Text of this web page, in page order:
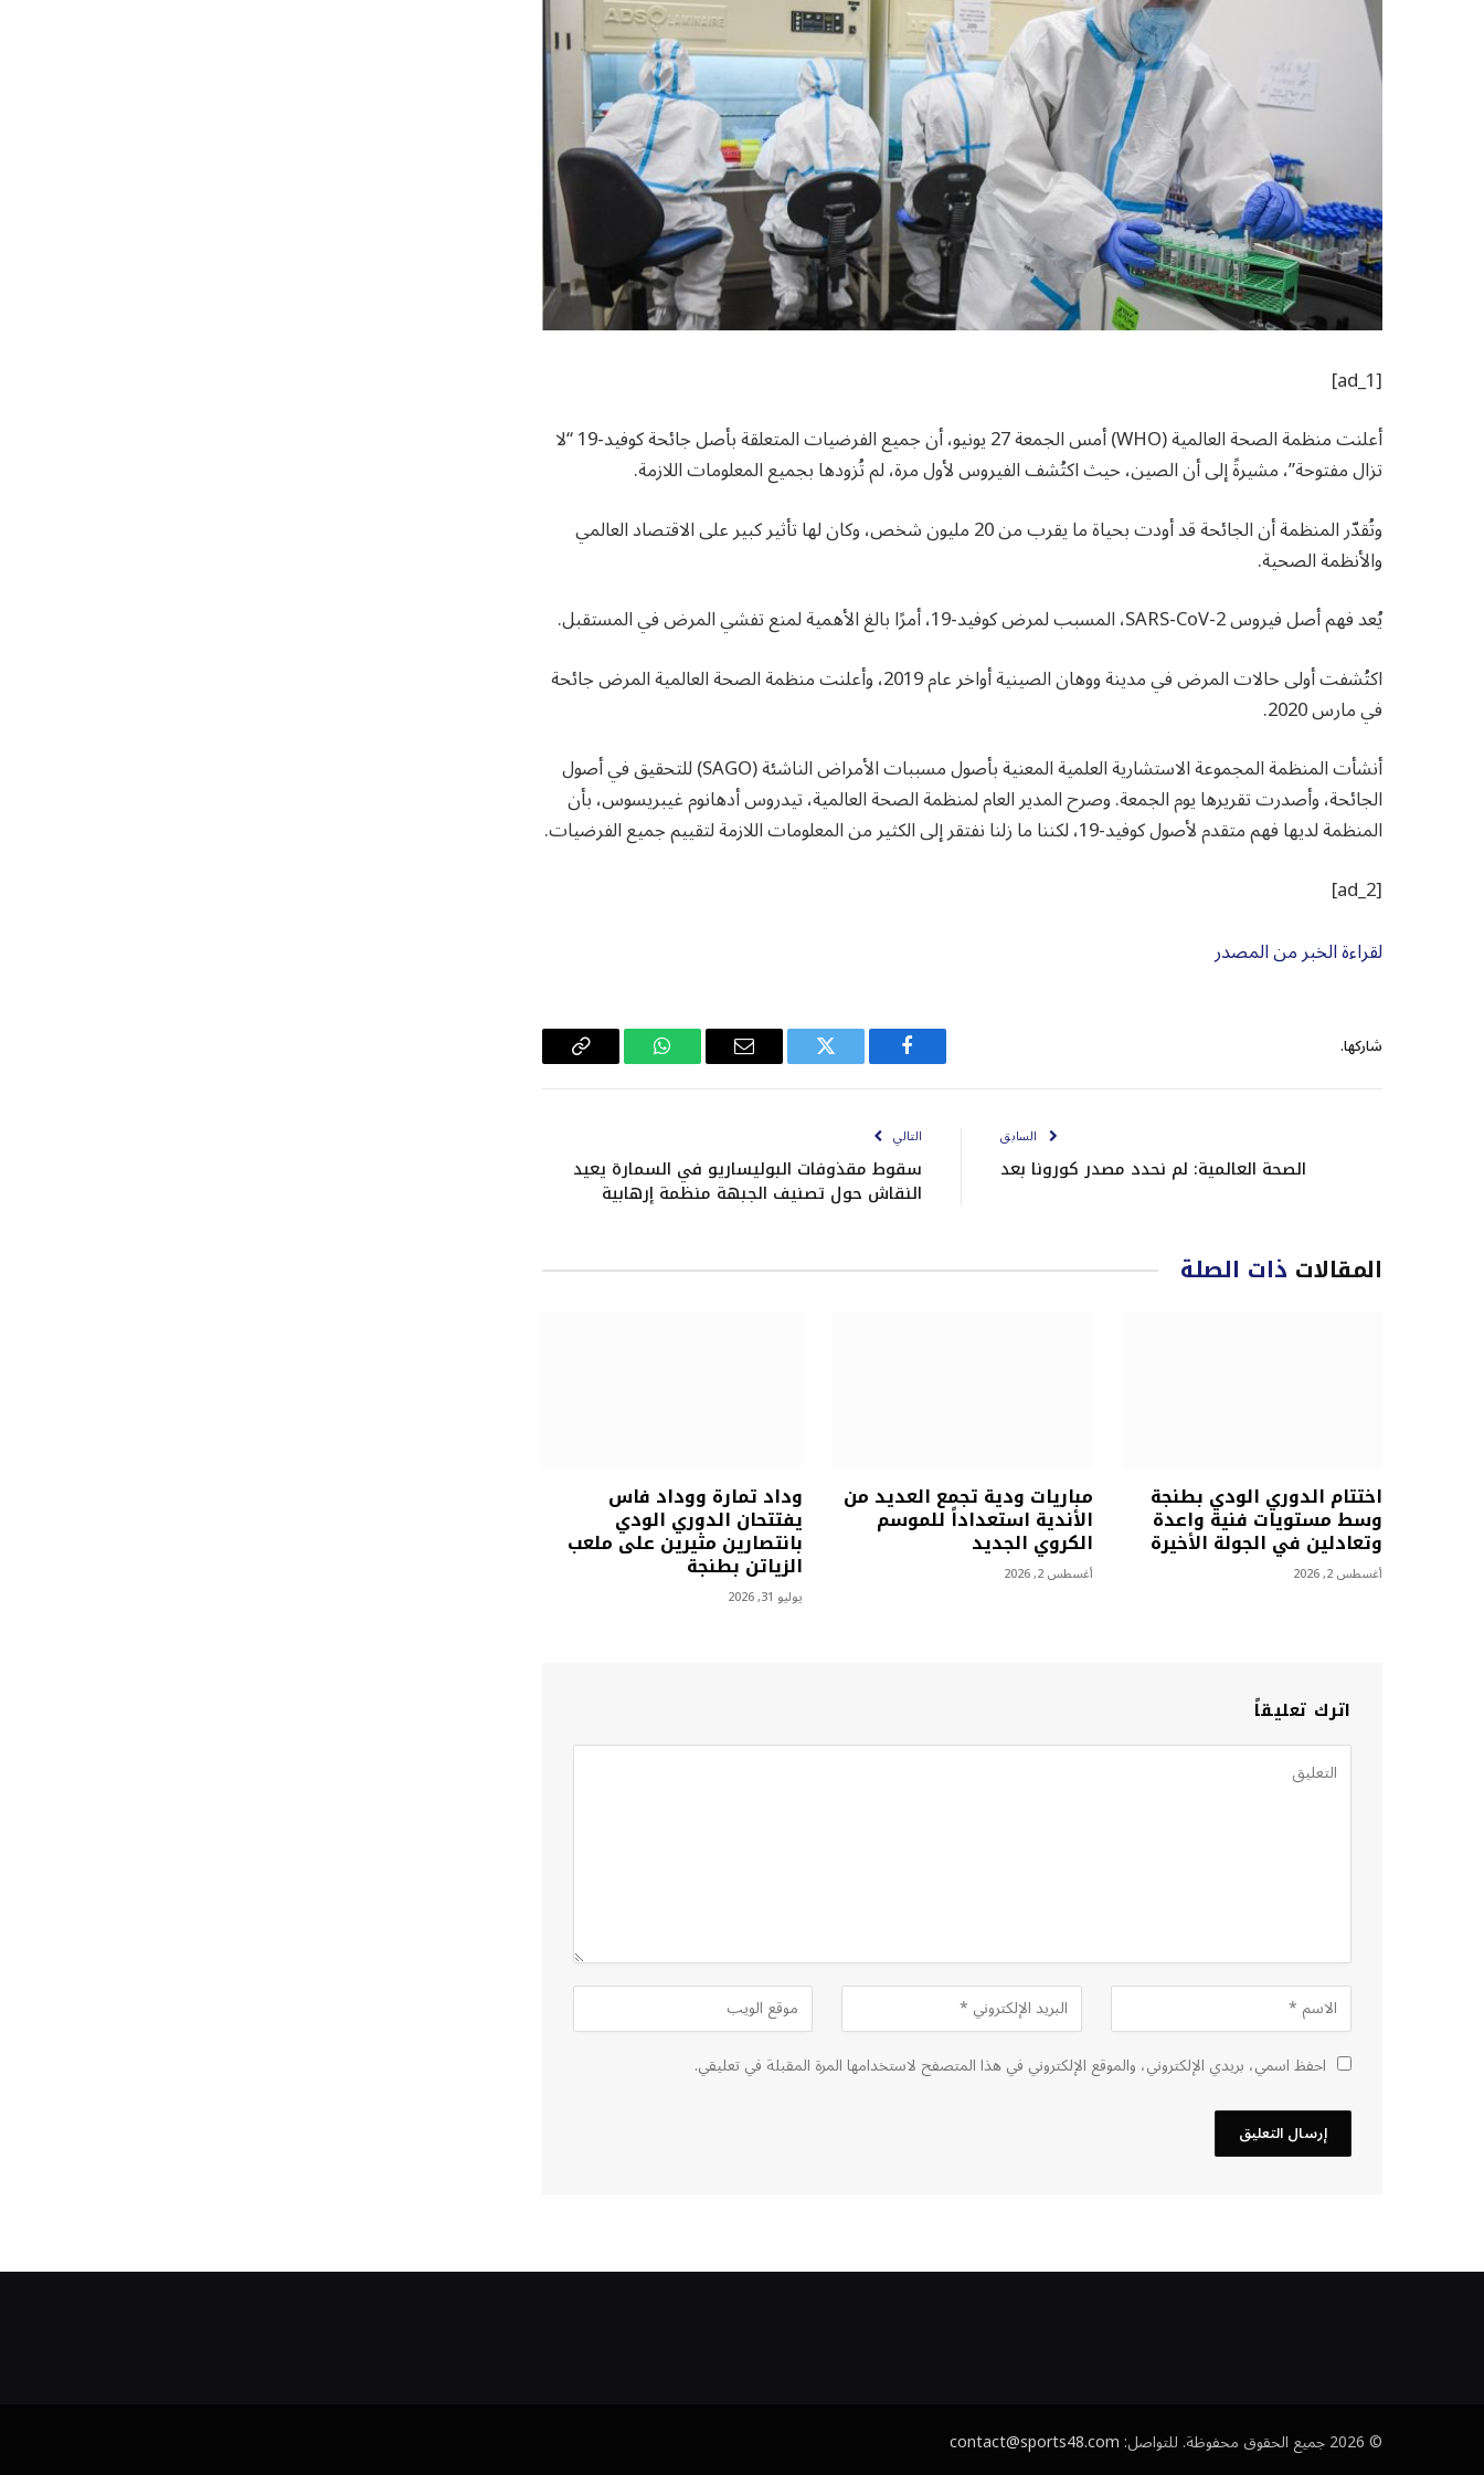
[ad_1]
أعلنت منظمة الصحة العالمية (WHO) أمس الجمعة 27 يونيو، أن جميع الفرضيات المتعلقة بأصل جائحة كوفيد-19 “لا
تزال مفتوحة”، مشيرةً إلى أن الصين، حيث اكتُشف الفيروس لأول مرة، لم تُزودها بجميع المعلومات اللازمة.
وتُقدّر المنظمة أن الجائحة قد أودت بحياة ما يقرب من 20 مليون شخص، وكان لها تأثير كبير على الاقتصاد العالمي
والأنظمة الصحية.
يُعد فهم أصل فيروس SARS-CoV-2، المسبب لمرض كوفيد-19، أمرًا بالغ الأهمية لمنع تفشي المرض في المستقبل.
اكتُشفت أولى حالات المرض في مدينة ووهان الصينية أواخر عام 2019، وأعلنت منظمة الصحة العالمية المرض جائحة
في مارس 2020.
أنشأت المنظمة المجموعة الاستشارية العلمية المعنية بأصول مسببات الأمراض الناشئة (SAGO) للتحقيق في أصول
الجائحة، وأصدرت تقريرها يوم الجمعة. وصرح المدير العام لمنظمة الصحة العالمية، تيدروس أدهانوم غيبريسوس، بأن
المنظمة لديها فهم متقدم لأصول كوفيد-19، لكننا ما زلنا نفتقر إلى الكثير من المعلومات اللازمة لتقييم جميع الفرضيات.
[ad_2]
لقراءة الخبر من المصدر
شاركها.
فيسبوك تويتر
البريد
واتساب
Copy
السابق
الصحة العالمية: لم نحدد مصدر كورونا بعد
التالي
سقوط مقذوفات البوليساريو في السمارة يعيد
النقاش حول تصنيف الجبهة منظمة إرهابية
المقالات ذات الصلة
اختتام الدوري الودي بطنجة
وسط مستويات فنية واعدة
وتعادلين في الجولة الأخيرة
أغسطس 2, 2026
مباريات ودية تجمع العديد من
الأندية استعداداً للموسم
الكروي الجديد
أغسطس 2, 2026
وداد تمارة ووداد فاس
يفتتحان الدوري الودي
بانتصارين مثيرين على ملعب
الزياتن بطنجة
يوليو 31, 2026
اترك تعليقاً
احفظ اسمي، بريدي الإلكتروني، والموقع الإلكتروني في هذا المتصفح لاستخدامها المرة المقبلة في تعليقي.
© 2026 جميع الحقوق محفوظة. للتواصل: contact@sports48.com